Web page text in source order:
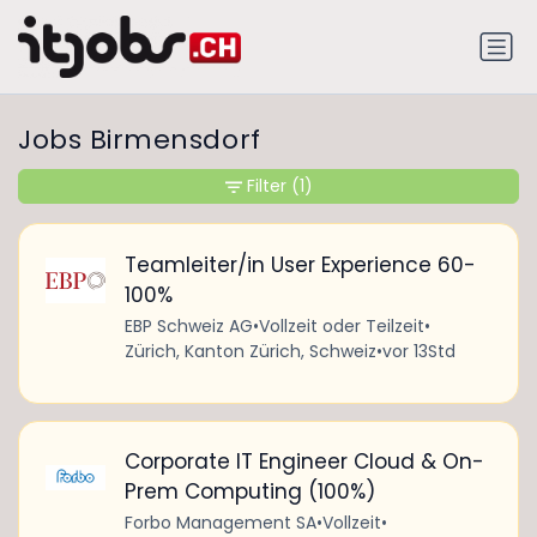
Jobs Birmensdorf
Teamleiter/in User Experience 60-
100%
EBP Schweiz AG•Vollzeit oder Teilzeit•
Zürich, Kanton Zürich, Schweiz•vor 13Std
Corporate IT Engineer Cloud & On-
Prem Computing (100%)
Forbo Management SA•Vollzeit•
Filter (1)